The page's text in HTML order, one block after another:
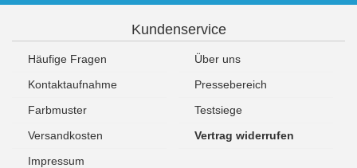
Kundenservice
Häufige Fragen
Über uns
Kontaktaufnahme
Pressebereich
Farbmuster
Testsiege
Versandkosten
Vertrag widerrufen
Impressum